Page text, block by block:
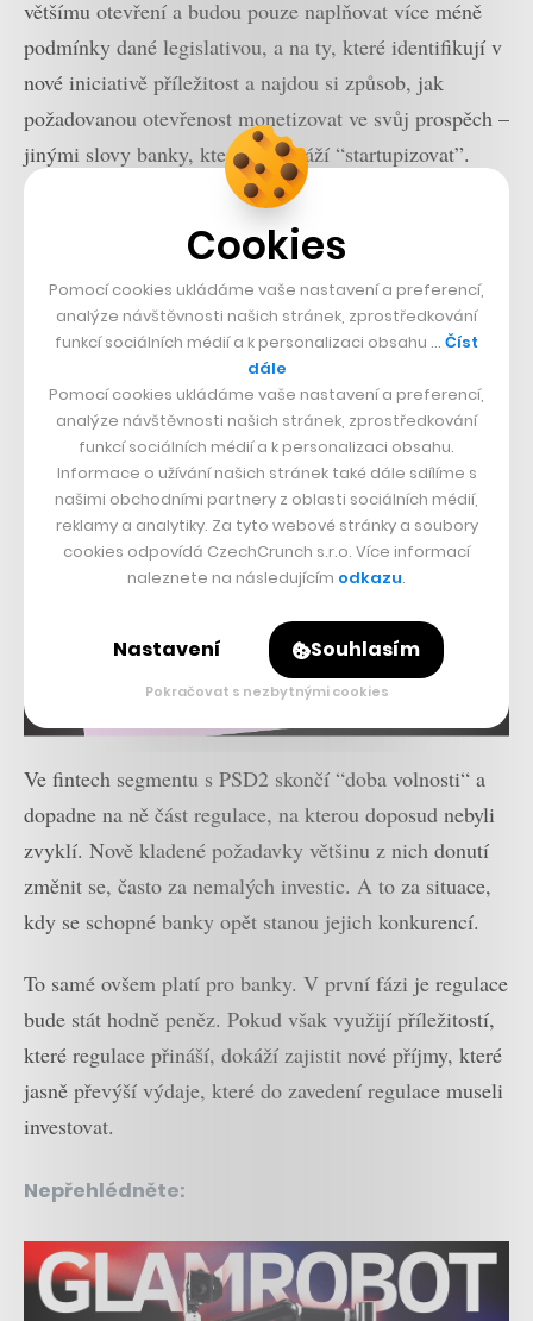
většímu otevření a budou pouze naplňovat více méně
podmínky dané legislativou, a na ty, které identifikují v
nové iniciativě příležitost a najdou si způsob, jak
požadovanou otevřenost monetizovat ve svůj prospěch –
jinými slovy banky, které se dokáží “startupizovat”.
Dopad na start-upový fintech trh…
Ve fintech segmentu s PSD2 skončí “doba volnosti“ a
dopadne na ně část regulace, na kterou doposud nebyli
zvyklí. Nově kladené požadavky většinu z nich donutí
změnit se, často za nemalých investic. A to za situace,
kdy se schopné banky opět stanou jejich konkurencí.
To samé ovšem platí pro banky. V první fázi je regulace
bude stát hodně peněz. Pokud však využijí příležitostí,
které regulace přináší, dokáží zajistit nové příjmy, které
jasně převýší výdaje, které do zavedení regulace museli
investovat.
Nepřehlédněte:
Cookies
Pomocí cookies ukládáme vaše nastavení a preferencí,
analýze návštěvnosti našich stránek, zprostředkování
funkcí sociálních médií a k personalizaci obsahu … Číst
dále
Pomocí cookies ukládáme vaše nastavení a preferencí,
analýze návštěvnosti našich stránek, zprostředkování
funkcí sociálních médií a k personalizaci obsahu.
Informace o užívání našich stránek také dále sdílíme s
našimi obchodními partnery z oblasti sociálních médií,
reklamy a analytiky. Za tyto webové stránky a soubory
cookies odpovídá CzechCrunch s.r.o. Více informací
naleznete na následujícím odkazu.
Nastavení Souhlasím
Pokračovat s nezbytnými cookies